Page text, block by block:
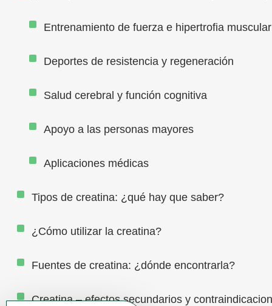
Entrenamiento de fuerza e hipertrofia muscular
Deportes de resistencia y regeneración
Salud cerebral y función cognitiva
Apoyo a las personas mayores
Aplicaciones médicas
Tipos de creatina: ¿qué hay que saber?
¿Cómo utilizar la creatina?
Fuentes de creatina: ¿dónde encontrarla?
Creatina – efectos secundarios y